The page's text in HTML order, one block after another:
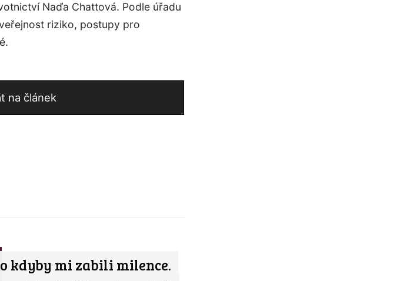
Naďa Chattová. Podle úřadu
riziko, postupy pro
na článek
kdyby mi zabili milence.